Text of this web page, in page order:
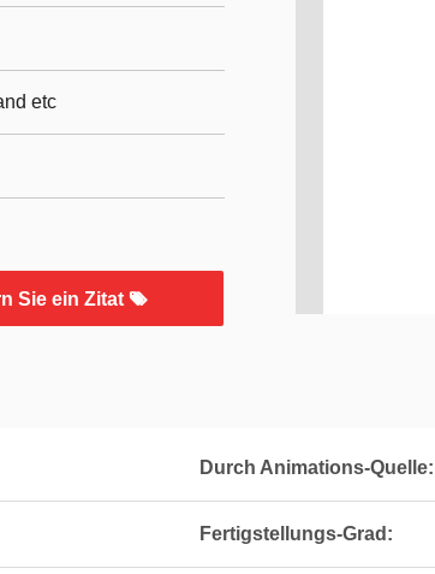
etc
Sie ein Zitat
Durch Animations-Quelle:
Fertigstellungs-Grad: